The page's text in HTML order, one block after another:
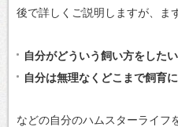
後で詳しくご説明しますが、ま
自分がどういう飼い方をした
自分は無理なくどこまで飼育
などの自分のハムスターライフ